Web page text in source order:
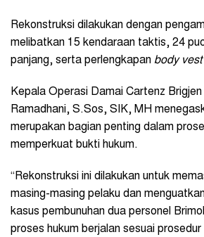
Rekonstruksi dilakukan dengan
melibatkan 15 kendaraan taktis, 24
panjang, serta perlengkapan body vest
Kepala Operasi Damai Cartenz Brigjen
Ramadhani, S.Sos, SIK, MH
merupakan bagian penting dalam
memperkuat bukti hukum.
“Rekonstruksi ini dilakukan untuk
masing-masing pelaku dan
kasus pembunuhan dua personel
proses hukum berjalan sesuai prosedur